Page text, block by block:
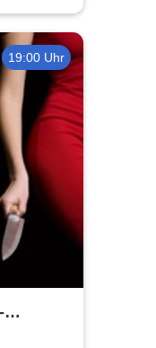
19:00 Uhr